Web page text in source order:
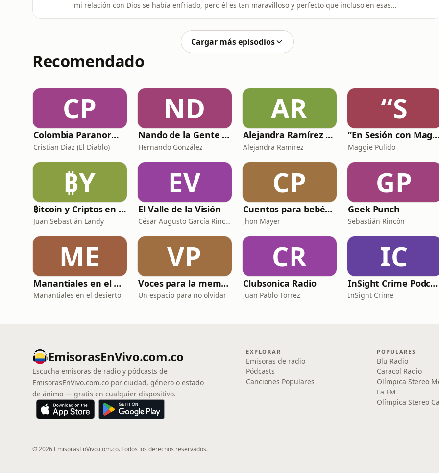
mi relación con Dios se había enfriado, pero él es tan maravilloso y perfecto que incluso en esas
Cargar más episodios
Recomendado
CP
Colombia Paranormal
Cristian Diaz (El Diablo)
ND
Nando de la Gente Podcast
Hernando González
AR
Alejandra Ramírez Podcast
Alejandra Ramírez
“S
“En Sesión con
Maggie Pulido
₿Y
₿itcoin y Criptos en español
Juan Sebastián Landy
EV
El Valle de la Visión
César Augusto García Rincón
CP
Cuentos para bebés y Niños
Jhon Mayer
GP
Geek Punch
Sebastián Rincón
ME
Manantiales en el Desierto
Manantiales en el desierto
VP
Voces para la memoria
Un espacio para no olvidar
CR
Clubsonica Radio
Juan Pablo Torrez
IC
InSight Crime Podcast
InSight Crime
EmisorasEnVivo.com.co
Escucha emisoras de radio y pódcasts de
EmisorasEnVivo.com.co por ciudad, género o estado
de ánimo — gratis en cualquier dispositivo.
EXPLORAR
Emisoras de radio
Pódcasts
Canciones Populares
POPULARES
Blu Radio
Caracol Radio
Olímpica Stereo
La FM
Olímpica Stereo
© 2026 EmisorasEnVivo.com.co. Todos los derechos reservados.